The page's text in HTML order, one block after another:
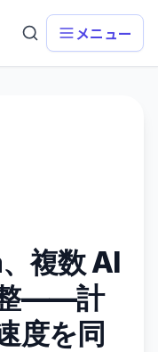
メニュー
複数 AI
整——計
度を同